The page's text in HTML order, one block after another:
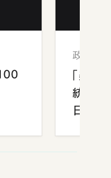
政治
「楽し
統領と
日米